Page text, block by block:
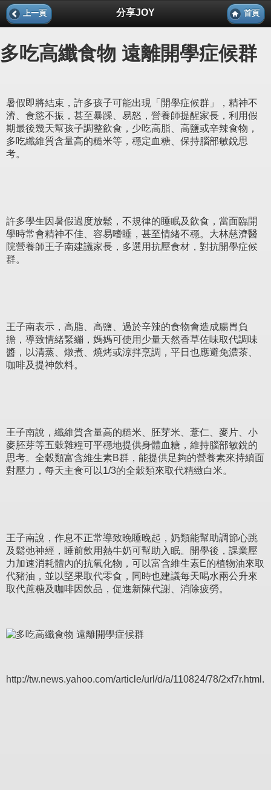
上一頁 分享JOY 首頁
多吃高纖食物 遠離開學症候群
暑假即將結束，許多孩子可能出現「開學症候群」，精神不
濟、食慾不振，甚至暴躁、易怒，營養師提醒家長，利用假
期最後幾天幫孩子調整飲食，少吃高脂、高鹽或辛辣食物，
多吃纖維質含量高的糙米等，穩定血糖、保持腦部敏銳思
考。
許多學生因暑假過度放鬆，不規律的睡眠及飲食，當面臨開
學時常會精神不佳、容易嗜睡，甚至情緒不穩。大林慈濟醫
院營養師王子南建議家長，多選用抗壓食材，對抗開學症候
群。
王子南表示，高脂、高鹽、過於辛辣的食物會造成腸胃負
擔，導致情緒緊繃，媽媽可使用少量天然香草佐味取代調味
醬，以清蒸、燉煮、燒烤或涼拌烹調，平日也應避免濃茶、
咖啡及提神飲料。
王子南說，纖維質含量高的糙米、胚芽米、薏仁、麥片、小
麥胚芽等五穀雜糧可平穩地提供身體血糖，維持腦部敏銳的
思考。全穀類富含維生素B群，能提供足夠的營養素來持續面
對壓力，每天主食可以1/3的全穀類來取代精緻白米。
王子南說，作息不正常導致晚睡晚起，奶類能幫助調節心跳
及鬆弛神經，睡前飲用熱牛奶可幫助入眠。開學後，課業壓
力加速消耗體內的抗氧化物，可以富含維生素E的植物油來取
代豬油，並以堅果取代零食，同時也建議每天喝水兩公升來
取代蔗糖及咖啡因飲品，促進新陳代謝、消除疲勞。
http://tw.news.yahoo.com/article/url/d/a/110824/78/2xf7r.html.